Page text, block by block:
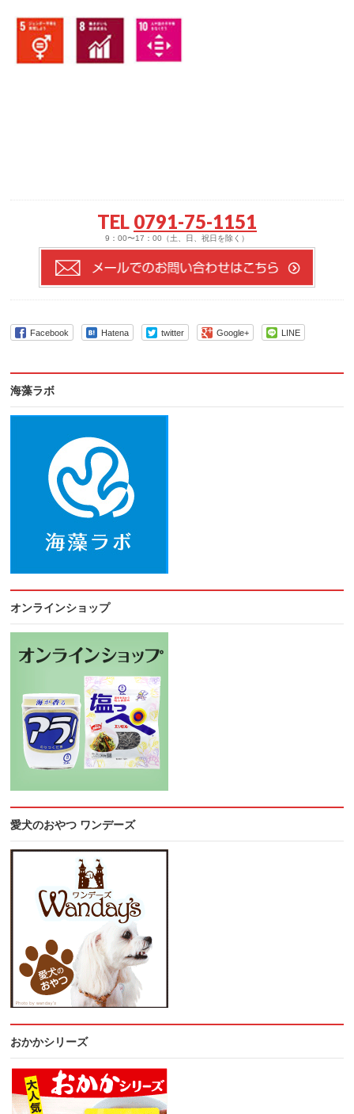
TEL 0791-75-1151
9：00〜17：00（土、日、祝日を除く）
Facebook Hatena twitter Google+ LINE
海藻ラボ
オンラインショップ
愛犬のおやつ ワンデーズ
おかかシリーズ